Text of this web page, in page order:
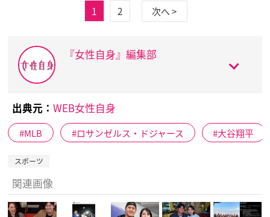
1 2 次へ >
『女性自身』編集部
出典元： WEB女性自身
MLB ロサンゼルス・ドジャース 大谷翔平
スポーツ
関連画像